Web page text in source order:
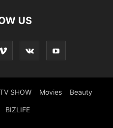
US
TV SHOW Movies Beauty
BIZLIFE